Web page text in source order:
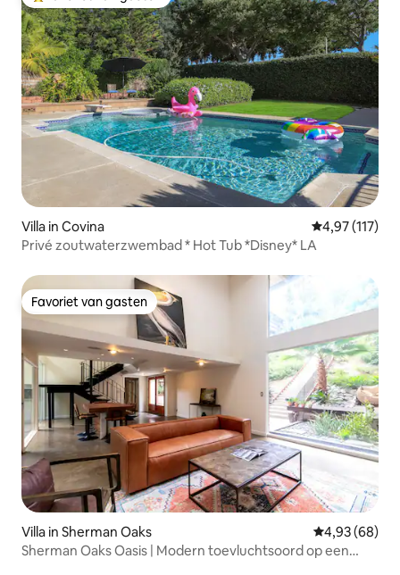
Topfavoriet van gasten
Villa in Covina Gemiddelde
4,97 (117)
Privé zoutwaterzwembad * Hot Tub *Disney* LA
Favoriet van gasten
Favoriet van gasten
Villa in Sherman Oaks Gemiddelde
4,93 (68)
Sherman Oaks Oasis | Modern toevluchtsoord op een